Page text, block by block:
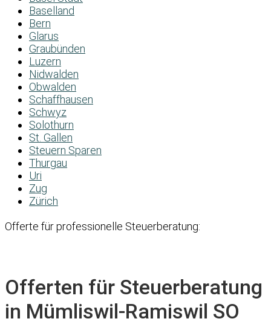
Baselland
Bern
Glarus
Graubünden
Luzern
Nidwalden
Obwalden
Schaffhausen
Schwyz
Solothurn
St. Gallen
Steuern Sparen
Thurgau
Uri
Zug
Zürich
Offerte für professionelle Steuerberatung:
Offerten für Steuerberatung
in Mümliswil-Ramiswil SO